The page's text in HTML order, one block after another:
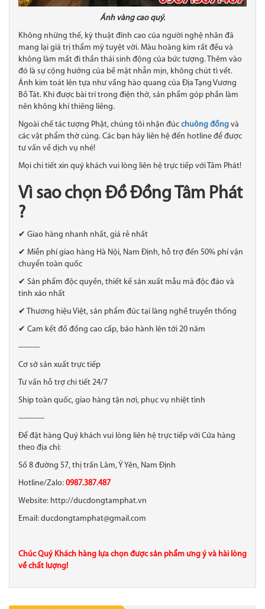
Ánh vàng cao quý.
Không những thế, kỹ thuật đỉnh cao của người nghệ nhân đã
mang lại giá trị thẩm mỹ tuyệt vời. Màu hoàng kim rất đều và
không làm mất đi thần thái sinh động của bức tượng. Thêm vào
đó là sự cộng hưởng của bề mặt nhẵn mịn, không chút tì vết.
Ánh kim toát lên tựa như vầng hào quang của Địa Tạng Vương
Bồ Tát. Khi được bài trí trong điện thờ, sản phẩm góp phần làm
nên không khí thiêng liêng.
Ngoài chế tác tượng Phật, chúng tôi nhận đúc chuông đồng và
các vật phẩm thờ cúng. Các bạn hãy liên hệ đến hotline để được
tư vấn về dịch vụ nhé!
Mọi chi tiết xin quý khách vui lòng liên hệ trực tiếp với Tâm Phát!
Vì sao chọn Đồ Đồng Tâm Phát
?
✔ Giao hàng nhanh nhất, giá rẻ nhất
✔ Miễn phí giao hàng Hà Nội, Nam Định, hỗ trợ đến 50% phí vận
chuyển toàn quốc
✔ Sản phẩm độc quyền, thiết kế sản xuất mẫu mã độc đáo và
tinh xảo nhất
✔ Thương hiệu Việt, sản phẩm đúc tại làng nghề truyền thống
✔ Cam kết đồ đồng cao cấp, bảo hành lên tới 20 năm
---------
Cơ sở sản xuất trực tiếp
Tư vấn hỗ trợ chi tiết 24/7
Ship toàn quốc, giao hàng tận nơi, phục vụ nhiệt tình
-----------
Để đặt hàng Quý khách vui lòng liên hệ trực tiếp với Cửa hàng
theo địa chỉ:
Số 8 đường 57, thị trấn Lâm, Ý Yên, Nam Định
Hotline/Zalo: 0987.387.487
Website: http://ducdongtamphat.vn
Email: ducdongtamphat@gmail.com
Chúc Quý Khách hàng lựa chọn được sản phẩm ưng ý và hài lòng
về chất lượng!